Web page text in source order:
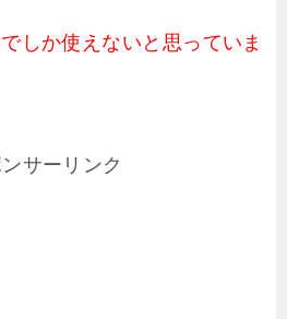
しか使えないと思っていま
サーリンク